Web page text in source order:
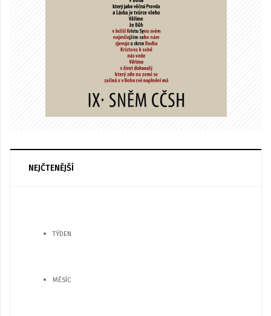
NEJČTENĚJŠÍ
TÝDEN
MĚSÍC